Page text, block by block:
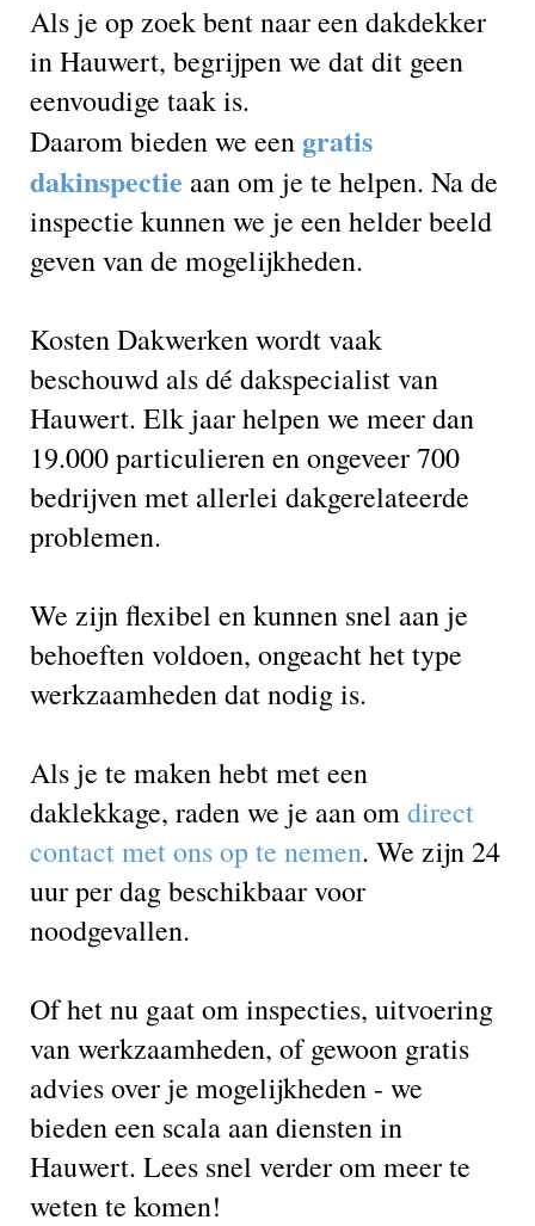
Als je op zoek bent naar een dakdekker
in Hauwert, begrijpen we dat dit geen
eenvoudige taak is.
Daarom bieden we een gratis
dakinspectie aan om je te helpen. Na de
inspectie kunnen we je een helder beeld
geven van de mogelijkheden.
Kosten Dakwerken wordt vaak
beschouwd als dé dakspecialist van
Hauwert. Elk jaar helpen we meer dan
19.000 particulieren en ongeveer 700
bedrijven met allerlei dakgerelateerde
problemen.
We zijn flexibel en kunnen snel aan je
behoeften voldoen, ongeacht het type
werkzaamheden dat nodig is.
Als je te maken hebt met een
daklekkage, raden we je aan omdirect
contact met ons op te nemen. We zijn 24
uur per dag beschikbaar voor
noodgevallen.
Of het nu gaat om inspecties, uitvoering
van werkzaamheden, of gewoon gratis
advies over je mogelijkheden - we
bieden een scala aan diensten in
Hauwert. Lees snel verder om meer te
weten te komen!